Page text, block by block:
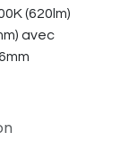
(620lm)
avec